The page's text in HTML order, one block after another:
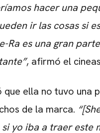
hacer una
ir las cosas si
Ra es una gran
, afirmó el
que ella no tuvo
de la marca.
yo iba a traer